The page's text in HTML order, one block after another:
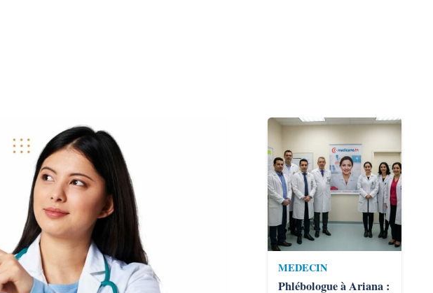
MEDECIN
Phlébologue à Ariana :